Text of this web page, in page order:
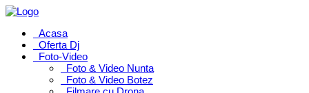
Acasa
Oferta Dj
Foto-Video
Foto & Video Nunta
Foto & Video Botez